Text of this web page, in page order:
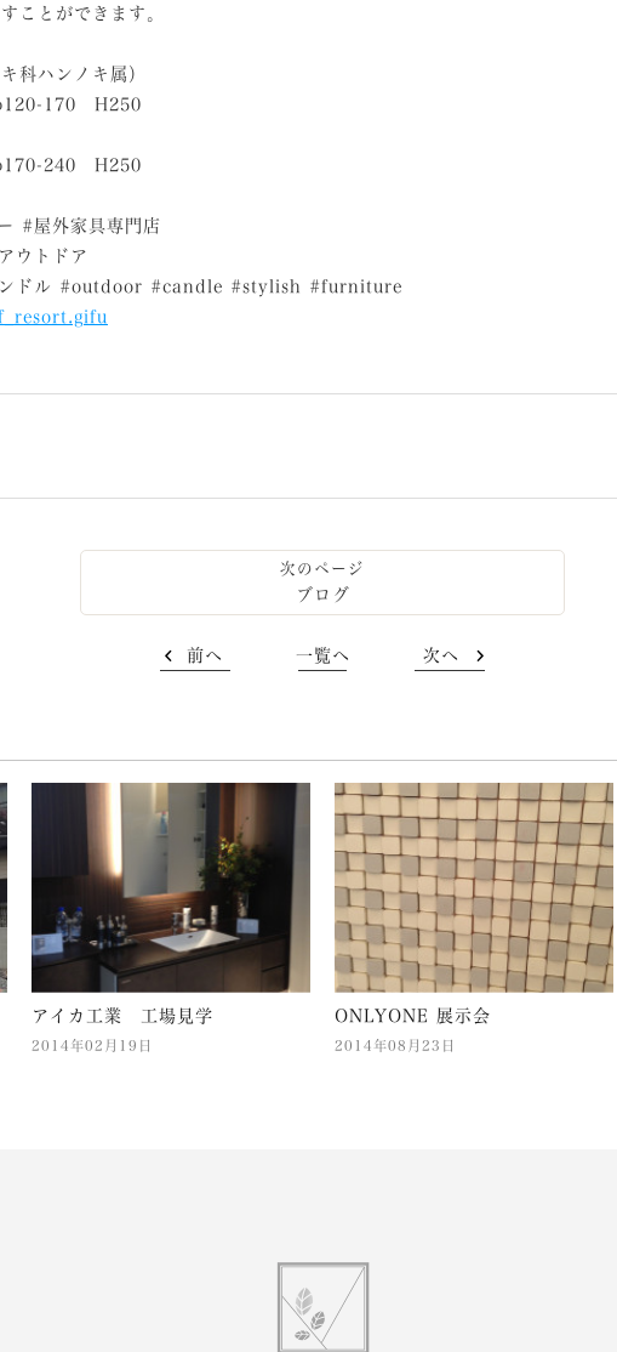
ことができます。
キ科ハンノキ属）
φ120-170 H250
φ170-240 H250
#屋外家具専門店
ウトドア
ンドル #outdoor #candle #stylish #furniture
ブログ
前へ 一覧へ 次へ
アイカ工業 工場見学
2014年02月19日
ONLYONE 展示会
2014年08月23日